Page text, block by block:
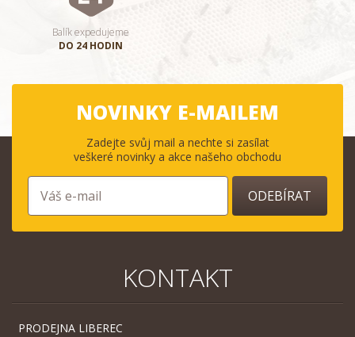
Balík expedujeme
DO 24 HODIN
NOVINKY E-MAILEM
Zadejte svůj mail a nechte si zasílat
veškeré novinky a akce našeho obchodu
ODEBÍRAT
KONTAKT
PRODEJNA LIBEREC